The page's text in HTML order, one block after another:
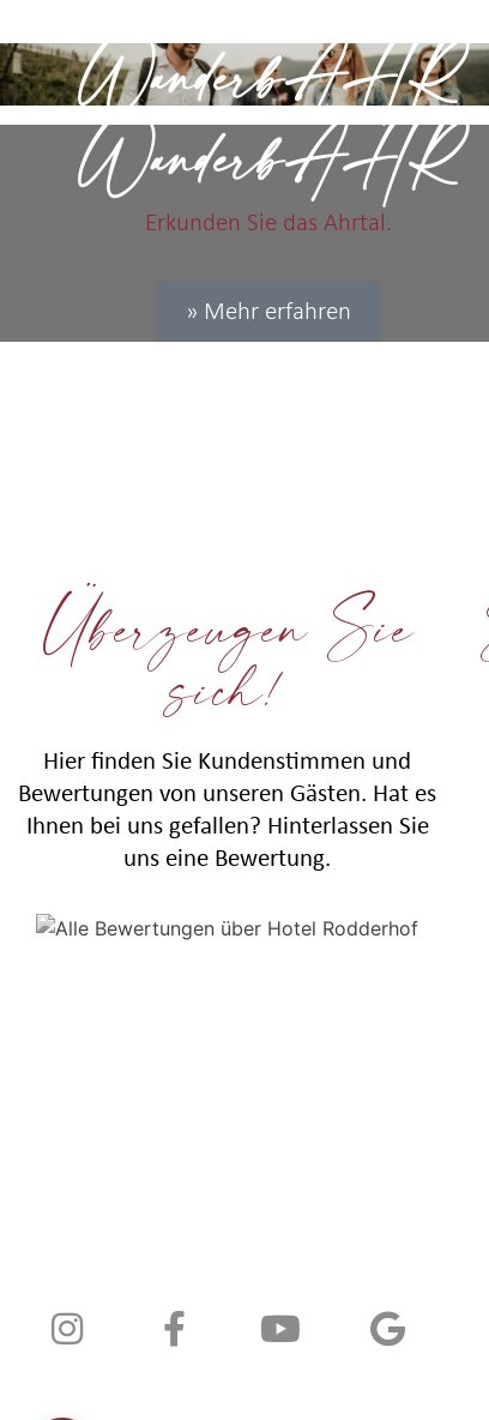
WanderbAHR
WanderbAHR
Erkunden Sie das Ahrtal.
» Mehr erfahren
Überzeugen Sie
sich!
Hier finden Sie Kundenstimmen und
Bewertungen von unseren Gästen. Hat es
Ihnen bei uns gefallen? Hinterlassen Sie
uns eine Bewertung.